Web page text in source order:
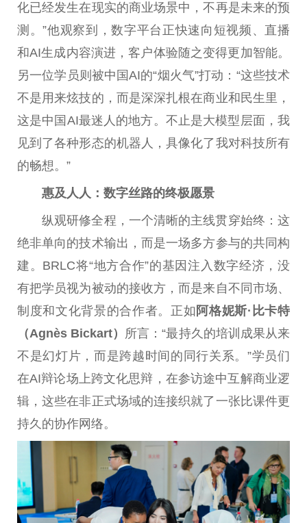
化已经发生在现实的商业场景中，不再是未来的预
测。”他观察到，数字平台 正快速向短视频、直播
和AI生成内容演进，客户体验随之变得更加智能。
另一位学员则被中国AI的“烟 火气”打动：“这些技术
不是用来炫技的，而是深深扎根在商业和民生里，
这是中国 AI最迷人的地方。不止是大模型层面，我
见到了各种形态的机器人，具像化了我对科技所有
的畅想。”
惠及人人：数字丝路的终极愿景
纵观研修全程，一个清晰的主线贯穿始终：这
绝非单向的技术输出，而是一场多方参与的共同构
建。BRLC将“地方合作”的基因注入数字经济，没
有把学员视为被动的接收方，而是来自不同市场、
制度和文化背景的合作者。正如 阿格妮斯· 比卡特
（Agnès Bickart） 所言：“最持久的培训成果从来
不是幻灯片，而是跨越时间的同行关系。”学员们
在AI辩论场上跨文化思辩，在参访途中互解商业逻
辑，这些在非正式场域的连接织就了一张比课件更
持久的协作网络。